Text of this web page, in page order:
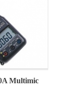
Multimic